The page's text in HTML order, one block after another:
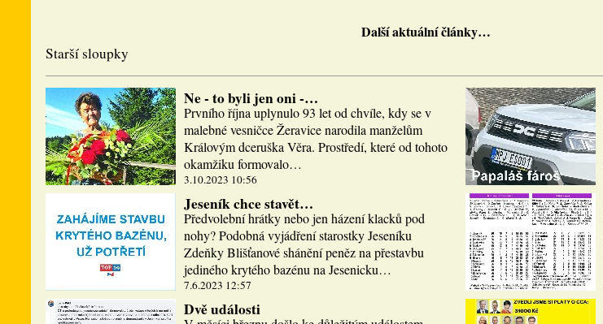
Další aktuální články…
Starší sloupky
Ne - to byli jen oni -…
Prvního října uplynulo 93 let od chvíle, kdy se v
malebné vesničce Žeravice narodila manželům
Královým dceruška Věra. Prostředí, které od tohoto
okamžiku formovalo…
3.10.2023 10:56
Jeseník chce stavět…
Předvolební hrátky nebo jen házení klacků pod
nohy? Podobná vyjádření starostky Jeseníku
Zdeňky Blišťanové shánění peněz na přestavbu
jediného krytého bazénu na Jesenicku…
7.6.2023 12:57
Dvě události